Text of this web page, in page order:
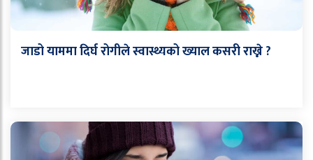
जाडो याममा दिर्घ रोगीले स्वास्थ्यको ख्याल कसरी राख्ने ?